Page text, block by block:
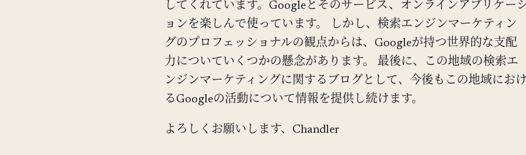
してくれています。Googleとそのサービス、オンラインアプリケー
ョンを楽しんで使っています。 しかし、検索エンジンマーケティン
グのプロフェッショナルの観点からは、Googleが持つ世界的な支配
力についていくつかの懸念があります。 最後に、この地域の検索エ
ンジンマーケティングに関するブログとして、今後もこの地域にお
るGoogleの活動について情報を提供し続けます。
よろしくお願いします、Chandler